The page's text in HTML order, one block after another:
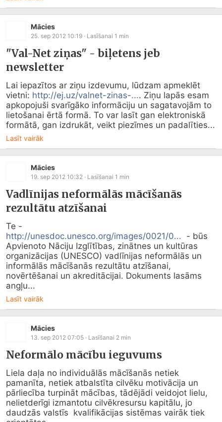
Mācies
25. sep 2012 10:19 · Lasīšanai 1 min
"Val-Net ziņas" - biļetens jeb
newsletter
Lai iepazītos ar ziņu izdevumu, lūdzam apmeklēt
vietni: http://ej.uz/valnet-zinas-.... Ziņu lapās esam
apkopojuši svarīgāko informāciju un sagatavojām to
lietošanai ērtā formā. To var lasīt gan elektroniskā
formātā, gan izdrukāt, veikt piezīmes un padalīties...
Lasīt vairāk
Mācies
19. sep 2012 10:32 · Lasīšanai 1 min
Vadlīnijas neformālās mācīšanās
rezultātu atzīšanai
http://unesdoc.unesco.org/images/0021/0...
  - būs
Apvienoto Nāciju Izglītības, zinātnes un kultūras
organizācijas (UNESCO) vadlīnijas neformālās un
informālās mācīšanās rezultātu atzīšanai,
novērtēšanai un akreditācijai. Dokuments lasāms
angļu...
Lasīt vairāk
Mācies
13. sep 2012 07:05 · Lasīšanai 2 min
Neformālo mācību ieguvums
Liela daļa no individuālās mācīšanās netiek
pamanīta, netiek atbalstīta cilvēku motivācija un
pārliecība turpināt mācības, tādējādi veidojot lielu,
nelietderīgi izmantotu cilvēkresursu kapitālu, jo
daudzās valstīs  kvalifikācijas sistēmas vairāk tiek